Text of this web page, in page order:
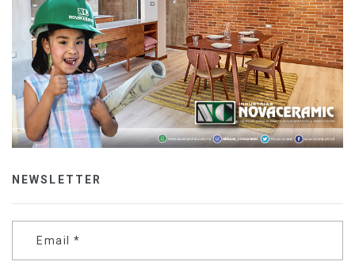
NEWSLETTER
Email *